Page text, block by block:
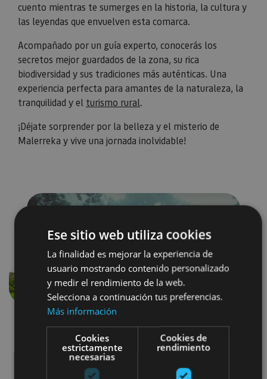
cuento mientras te sumerges en la historia, la cultura y
las leyendas que envuelven esta comarca.
Acompañado por un guía experto, conocerás los
secretos mejor guardados de la zona, su rica
biodiversidad y sus tradiciones más auténticas. Una
experiencia perfecta para amantes de la naturaleza, la
tranquilidad y el turismo rural.
¡Déjate sorprender por la belleza y el misterio de
Malerreka y vive una jornada inolvidable!
Previous
Ese sitio web utiliza cookies
La finalidad es mejorar la experiencia de
usuario mostrando contenido personalizado
y medir el rendimiento de la web.
Selecciona a continuación tus preferencias.
Más información
Cookies
estrictamente
necesarias
Cookies de
rendimiento